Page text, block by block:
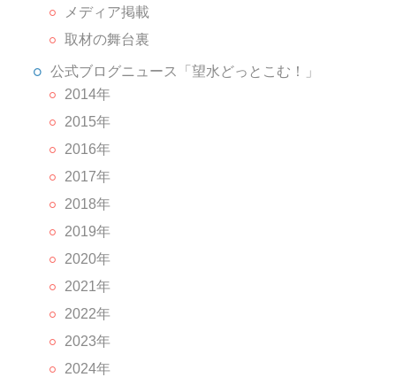
メディア掲載
取材の舞台裏
公式ブログニュース「望水どっとこむ！」
2014年
2015年
2016年
2017年
2018年
2019年
2020年
2021年
2022年
2023年
2024年